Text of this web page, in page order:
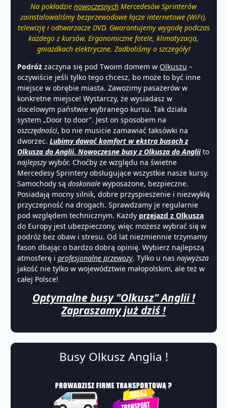
Na pokładzie nowoczesnych Mercedesów Sprinterów
zainstalowaliśmy bezprzewodowe łącze internetowe (WiFi),
telewizję i odtwarzacze DVD. Gwarantujemy wygodę podczas
każdego z kursów. Ergonomiczne fotele, klimatyzacja,
gniazdkach elektryczne. Zadbaliśmy o szczegóły!
Podróż zaczyna się pod Twoim domem w Olkuszu –
oczywiście jeśli tylko tego chcesz, bo może to być inne
miejsce w obrębie miasta. Zawozimy pasażerów w
konkretne miejsce! Wystarczy, że wysiadasz w
docelowym państwie wybranego kursu. Tak działa
system „Door to door”. Jest on sposobem na
oszczędności, bo nie musicie zamawiać taksówki na
dworzec. Lubimy dawać komfort w ekstra busach z
Olkusza do Anglii. Nowoczesne busy z Olkusza do Angliito
najlepszy wybór. Choćby ze względu na świetne
Mercedesy Sprintery obsługujące wszystkie nasze kursy.
Samochody są doskonale wyposażone, bezpieczne.
Posiadają mocny silnik, dobre przyspieszenie i niezwykłą
przyczepność na drogach. Sprawdzamy je regularnie
pod względem technicznym. Każdy przejazd z Olkusza
do Europy jest ubezpieczony, więc możesz wybrać się w
podróż bez obaw i stresu. Od lat niezmiennie trzymamy
fason dbając o bardzo dobrą opinię. Wybierz najlepszą
atmosferę i profesjonalne przewozy. Tylko u nas najwyższa
jakość nie tylko w województwie małopolskim, ale też w
całej Polsce!
Optymalne busy "Olkusz" Anglii !
Zapraszamy już dziś !
Busy Olkusz Anglia !